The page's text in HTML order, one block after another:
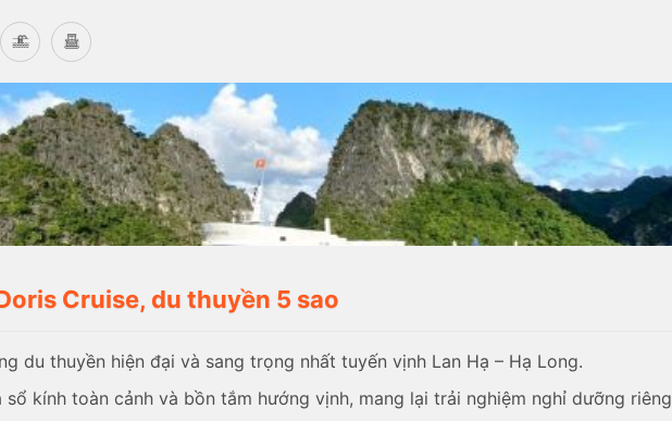
Cruise, du thuyền 5 sao
du thuyền hiện đại và sang trọng nhất tuyến vịnh Lan Hạ – Hạ Long.
kính toàn cảnh và bồn tắm hướng vịnh, mang lại trải nghiệm nghỉ dưỡng